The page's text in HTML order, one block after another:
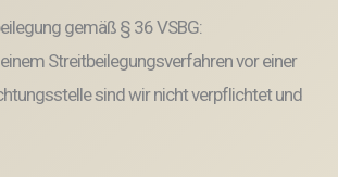
gemäß § 36 VSBG:
Streitbeilegungsverfahren vor einer
sind wir nicht verpflichtet und